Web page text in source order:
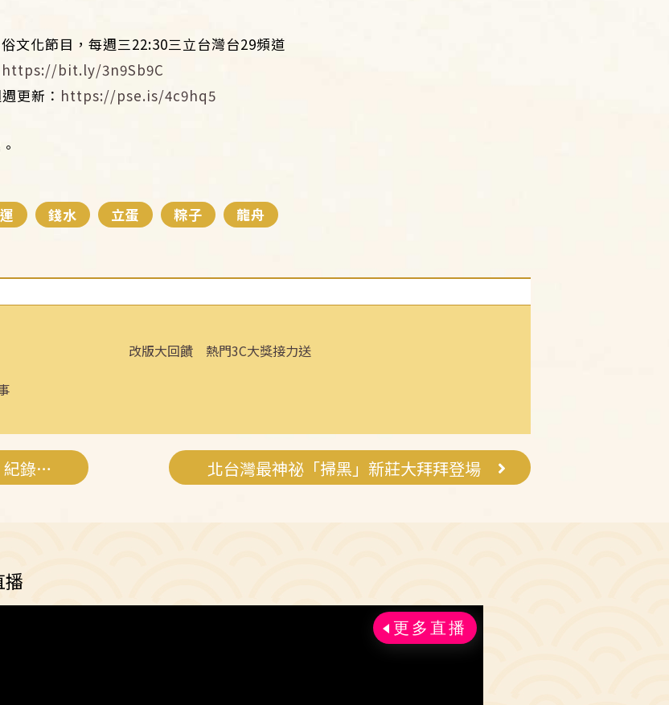
文化節目，每週三22:30三立台灣台29頻道
https://bit.ly/3n9Sb9C
更新： https://pse.is/4c9hq5
錢水 立蛋 粽子 龍舟
改版大回饋 熱門3C大獎接力送
跨越330年！朝天宮《北港媽》紀錄片巡演 北台灣最神祕「掃黑」新莊大拜拜登場
播